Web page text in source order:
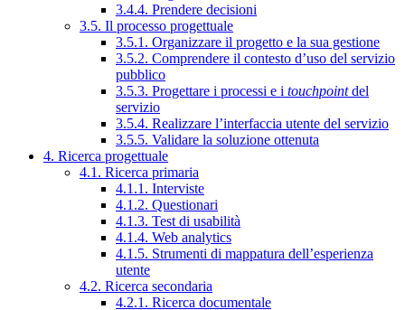
3.4.4. Prendere decisioni
3.5. Il processo progettuale
3.5.1. Organizzare il progetto e la sua gestione
3.5.2. Comprendere il contesto d’uso del servizio
pubblico
3.5.3. Progettare i processi e i touchpointdel
servizio
3.5.4. Realizzare l’interfaccia utente del servizio
3.5.5. Validare la soluzione ottenuta
4. Ricerca progettuale
4.1. Ricerca primaria
4.1.1. Interviste
4.1.2. Questionari
4.1.3. Test di usabilità
4.1.4. Web analytics
4.1.5. Strumenti di mappatura dell’esperienza
utente
4.2. Ricerca secondaria
4.2.1. Ricerca documentale